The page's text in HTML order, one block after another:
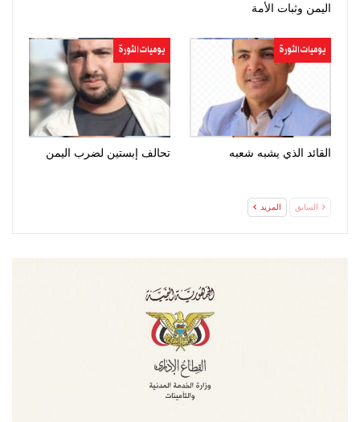
اليمن وثبات الأمة
يوميات الثورة
القائد الذي يشبه شعبه
يوميات الثورة
تحالف إبستين لضرب اليمن
السابق المزيد